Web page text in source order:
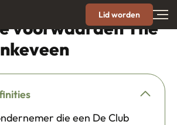
Lid worden
voorwaarden The
die een De Club